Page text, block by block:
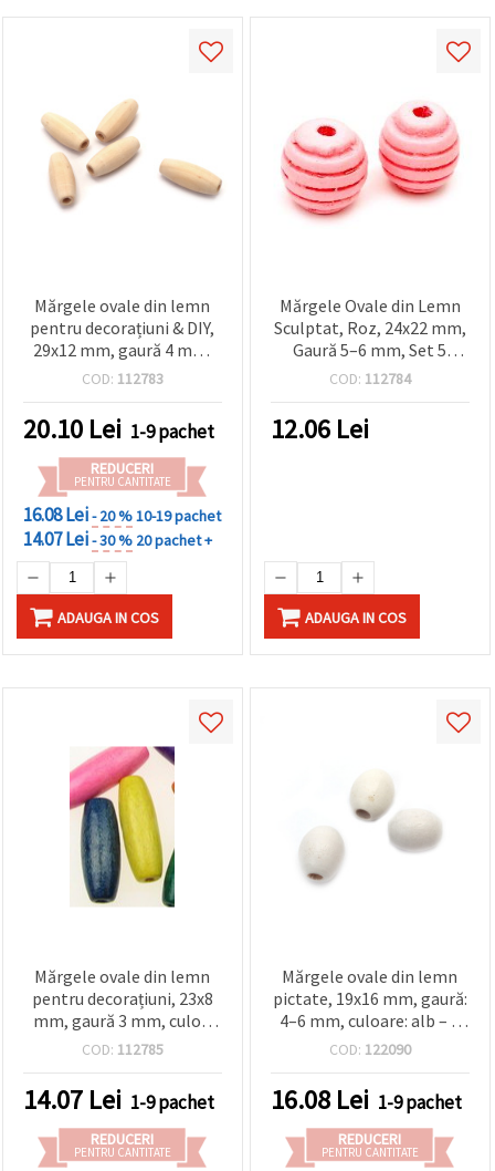
Mărgele ovale din lemn
pentru decorațiuni & DIY,
29x12 mm, gaură 4 mm,
alb - set 10 bucăți
COD: 112783
20.10 Lei 1-9 pachet
REDUCERI
PENTRU CANTITATE
16.08 Lei- 20 %10-19 pachet
14.07 Lei- 30 % 20 pachet +
ADAUGA IN COS
Mărgele Ovale din Lemn
Sculptat, Roz, 24x22 mm,
Gaură 5–6 mm, Set 5
bucăți
COD: 112784
12.06 Lei
ADAUGA IN COS
Mărgele ovale din lemn
pentru decorațiuni, 23x8
mm, gaură 3 mm, culori
mixte - 20 g (~40 buc.)
COD: 112785
14.07 Lei 1-9 pachet
REDUCERI
PENTRU CANTITATE
Mărgele ovale din lemn
pictate, 19x16 mm, gaură:
4–6 mm, culoare: alb – 5
bucăți
COD: 122090
16.08 Lei 1-9 pachet
REDUCERI
PENTRU CANTITATE